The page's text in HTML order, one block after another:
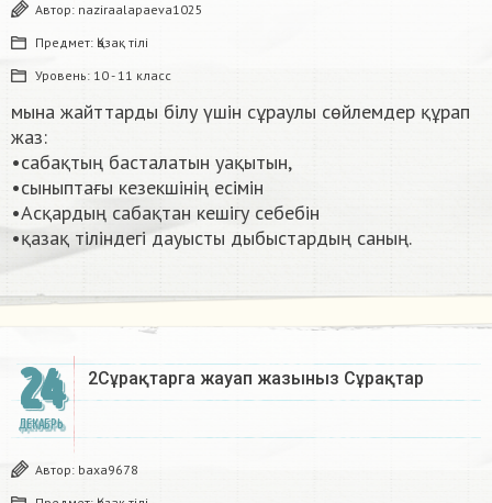
Автор: naziraalapaeva1025
Предмет: Қазақ тiлi
Уровень: 10 - 11 класс
мына жайттарды білу үшін сұраулы сөйлемдер құрап
жаз:
•сабақтың басталатын уақытын,
•сыныптағы кезекшінің есімін
•Асқардың сабақтан кешігу себебін
•қазақ тіліндегі дауысты дыбыстардың саның. ​
24
ДЕКАБРЬ
2Сұрақтарга жауап жазыныз Сұрақтар​
Автор: baxa9678